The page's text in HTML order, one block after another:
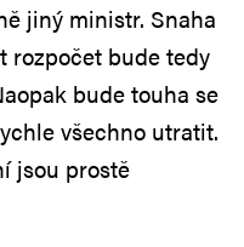
jiný ministr. Snaha
rozpočet bude tedy
bude touha se
všechno utratit.
jsou prostě